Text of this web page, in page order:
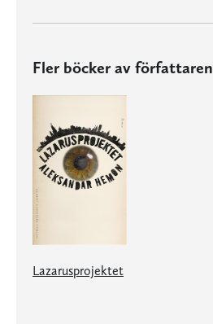
Fler böcker av författaren
Lazarusprojektet